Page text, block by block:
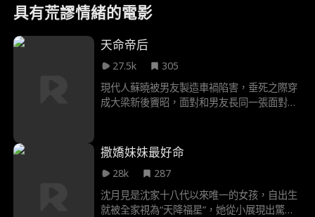
具有荒謬情緒的電影
天命帝后
27.5k
305
現代人蘇曉被男友製造車禍陷害，垂死之際穿
成大梁新後竇昭，面對和男友長同一張面對的
手，斬權臣、逆天改命，終於把彼此拉出註定
的悲劇結局
撒嬌妹妹最好命
28k
287
沈月見是沈家十八代以來唯一的女孩，自出生
就被全家視為“天降福星”，她從小展現出驚人